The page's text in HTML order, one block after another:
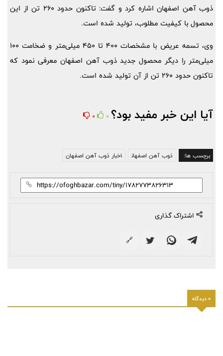
ذوب آهن اصفهان اشاره کرد و گفت: تاکنون حدود 260 تن از این
محصول با کیفیت مطلوب، تولید شده است.
وی، تسمه عریض با مشخصات 400 تا 450 میلی‌متر و ضخامت 100
میلی‌متر را دیگر محصول جدید ذوب آهن اصفهان معرفی نمود که
تاکنون حدود 260 تن از آن تولید شده است.
آیا این خبر مفید بود؟ 0
0
برچسب ها: ذوب آهن اصفهان اخبار ذوب آهن اصفهان
اشتراک گذاری
🔗
0 دیدگاه